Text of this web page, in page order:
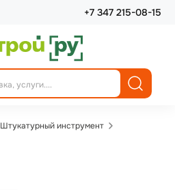
+7 347 215-08-15
Штукатурный инструмент